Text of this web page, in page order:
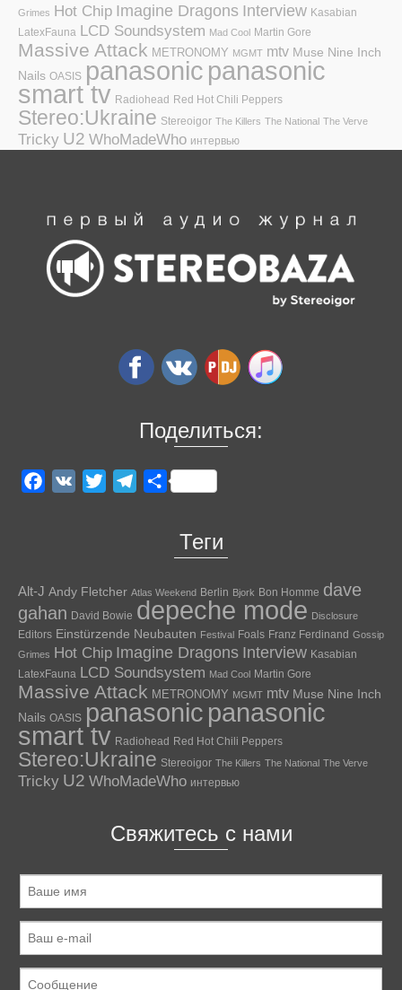
Grimes Hot Chip Imagine Dragons Interview Kasabian
LatexFauna LCD Soundsystem Mad Cool Martin Gore
Massive Attack METRONOMY MGMT mtv Muse Nine Inch
Nails OASIS panasonic panasonic
smart tv Radiohead Red Hot Chili Peppers
Stereo:Ukraine Stereoigor The Killers The National The Verve
Tricky U2 WhoMadeWho интервью
Поделиться:
Facebook
VK Twitter TelegramОтправить
Теги
Alt-J Andy Fletcher Atlas Weekend Berlin Bjork Bon Homme dave
gahan David Bowie depeche mode Disclosure
Editors Einstürzende Neubauten Festival Foals Franz Ferdinand Gossip
Grimes Hot Chip Imagine Dragons Interview Kasabian
LatexFauna LCD Soundsystem Mad Cool Martin Gore
Massive Attack METRONOMY MGMT mtv Muse Nine Inch
Nails OASIS panasonic panasonic
smart tv Radiohead Red Hot Chili Peppers
Stereo:Ukraine Stereoigor The Killers The National The Verve
Tricky U2 WhoMadeWho интервью
Свяжитесь с нами